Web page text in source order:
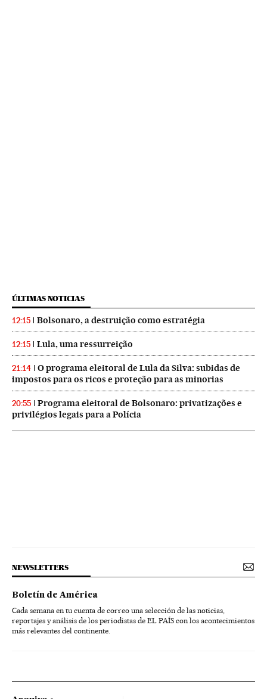
ÚLTIMAS NOTICIAS
12:15 Bolsonaro, a destruição como estratégia
12:15 Lula, uma ressurreição
21:14
O programa eleitoral de Lula da Silva: subidas de
impostos para os ricos e proteção para as minorias
20:55
Programa eleitoral de Bolsonaro: privatizações e
privilégios legais para a Polícia
NEWSLETTERS
Boletín de América
Cada semana en tu cuenta de correo una selección de las noticias,
reportajes y análisis de los periodistas de EL PAÍS con los acontecimientos
más relevantes del continente.